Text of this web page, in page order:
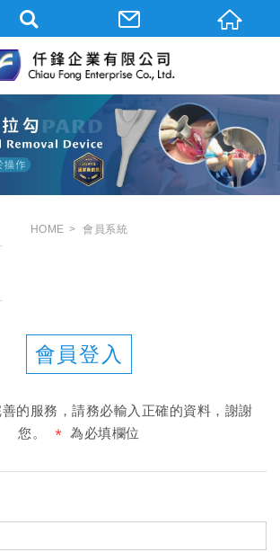
HOME 會員系統
會員登入
的服務，請務必輸入正確的資料，謝謝
您。
為必填欄位